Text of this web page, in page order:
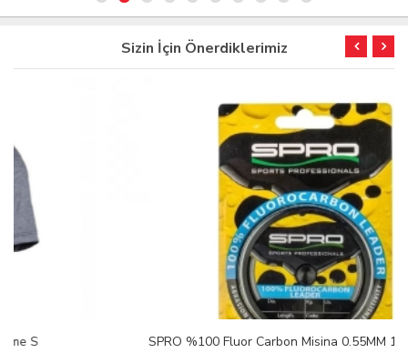
Sizin İçin Önerdiklerimiz
SPRO %100 Fluor Carbon Misina 0.55MM 10M 1/1